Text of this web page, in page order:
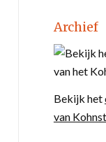
Archief
Bekijk het
van